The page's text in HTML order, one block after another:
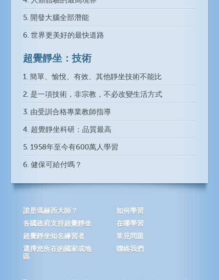
5. 開發大腦全部潛能
6. 世界更美好的最快道路
超覺靜坐：技術
1. 簡單、愉悅、有效、其他靜坐技術不能比
2. 是一項技術，非宗教，不必改變生活方式
3. 由受訓合格專業教師指導
4. 超覺靜坐科研：品質最高
5. 1958年至今有600萬人學習
6. 健保可給付嗎？
誰是瑪赫西大師？
各國政府支持超覺靜坐
超覺靜坐知名練習者
選擇您所在的國家或地
區
如何學習
在哪學習
常見問題
聯絡我們